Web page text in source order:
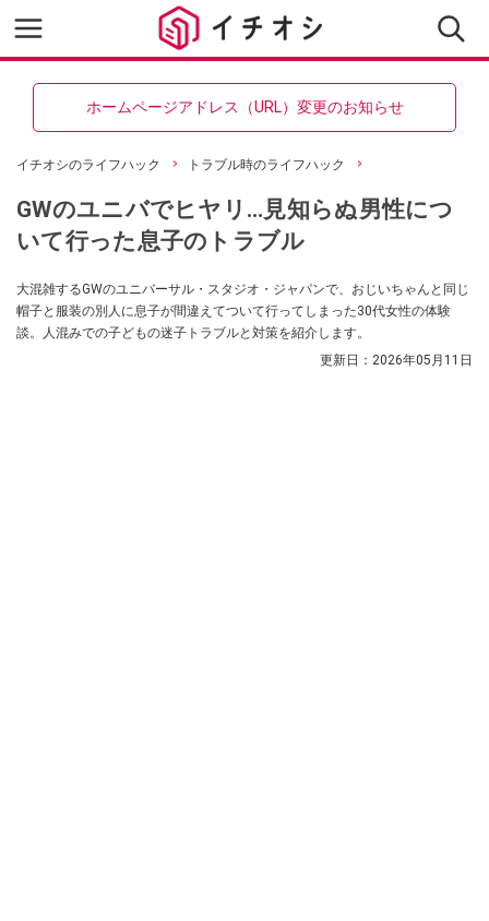
ホームページアドレス（URL）変更のお知らせ
イチオシのライフハック トラブル時のライフハック
GWのユニバでヒヤリ…見知らぬ男性につ
いて行った息子のトラブル
大混雑するGWのユニバーサル・スタジオ・ジャパンで、おじいちゃんと同じ
帽子と服装の別人に息子が間違えてついて行ってしまった30代女性の体験
談。人混みでの子どもの迷子トラブルと対策を紹介します。
更新日： 2026年05月11日